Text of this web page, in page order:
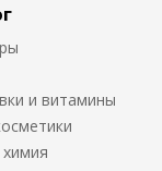
и витамины